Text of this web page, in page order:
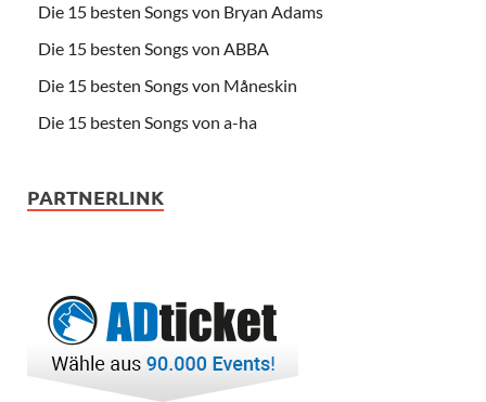
Die 15 besten Songs von Bryan Adams
Die 15 besten Songs von ABBA
Die 15 besten Songs von Måneskin
Die 15 besten Songs von a-ha
PARTNERLINK